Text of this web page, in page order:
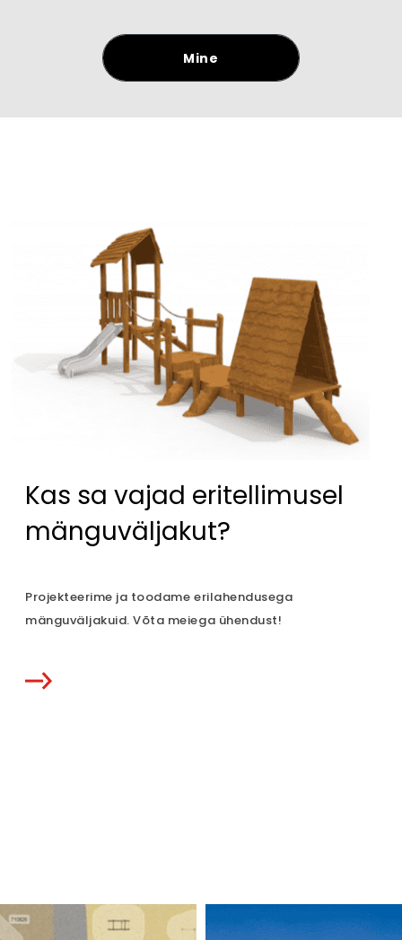
Mine
Kas sa vajad eritellimusel
mänguväljakut?
Projekteerime ja toodame erilahendusega
mänguväljakuid. Võta meiega ühendust!